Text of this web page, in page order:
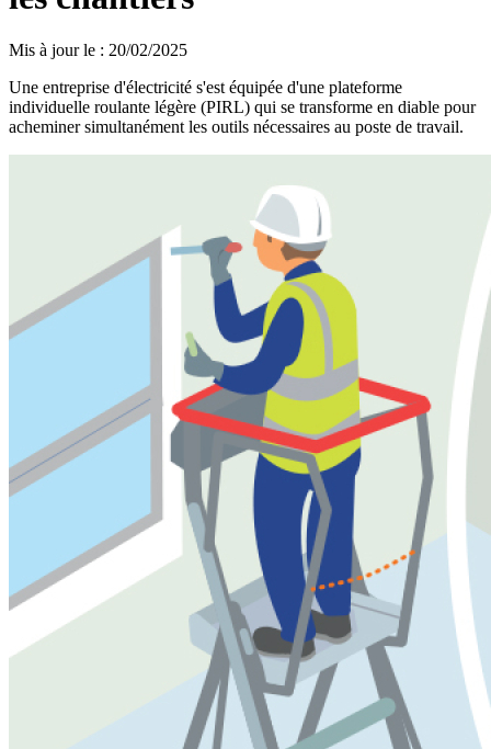
Mis à jour le : 20/02/2025
Une entreprise d'électricité s'est équipée d'une plateforme
individuelle roulante légère (PIRL) qui se transforme en diable pour
acheminer simultanément les outils nécessaires au poste de travail.